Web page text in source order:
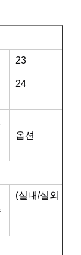
23
24
옵션
(실내/실외 조